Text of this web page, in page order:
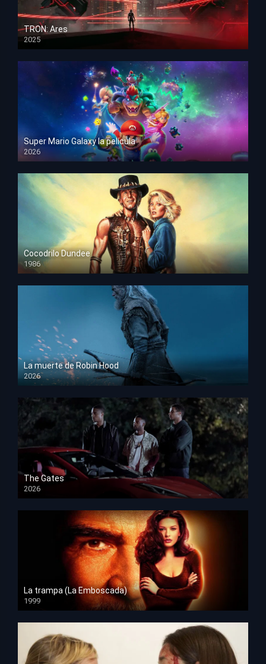
TRON: Ares
2025
HD 1080p
Super Mario Galaxy la película
2026
HD 1080p
Cocodrilo Dundee
1986
HD 1080p
La muerte de Robin Hood
2026
HD 1080p
The Gates
2026
HD 1080p
La trampa (La Emboscada)
1999
HD 1080p